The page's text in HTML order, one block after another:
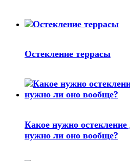
Остекление террасы
Какое нужно остекление
нужно ли оно вообще?